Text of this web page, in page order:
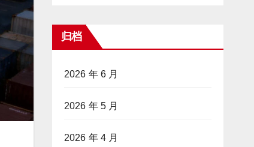
归档
2026 年 6 月
2026 年 5 月
2026 年 4 月